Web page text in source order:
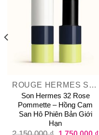
ROUGE HERMES SATIN LIPSTICK
Son Hermes 32 Rose
Pommette – Hồng Cam
San Hô Phiên Bản Giới
Hạn